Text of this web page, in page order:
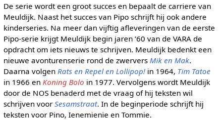
De serie wordt een groot succes en bepaalt de carriere van
Meuldijk. Naast het succes van Pipo schrijft hij ook andere
kinderseries. Na meer dan vijftig afleveringen van de eerste
Pipo-serie krijgt Meuldijk begin jaren ’60 van de VARA de
opdracht om iets nieuws te schrijven. Meuldijk bedenkt een
nieuwe avonturenserie rond de zwervers Mik en Mak.
Daarna volgen Rats en Repel en Lollipop!in 1964, Tim Tatoe
in 1966 en Koning Bolo in 1977. Vervolgens wordt Meuldijk
door de NOS benaderd met de vraag of hij teksten wil
schrijven voor Sesamstraat. In de beginperiode schrijft hij
teksten voor Pino, Ienemienie en Tommie.